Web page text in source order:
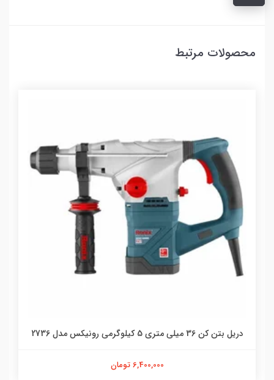
محصولات مرتبط
دریل بتن کن 36 میلی متری 5 کیلو‌گرمی رونیکس مدل 2736
6,400,000 تومان